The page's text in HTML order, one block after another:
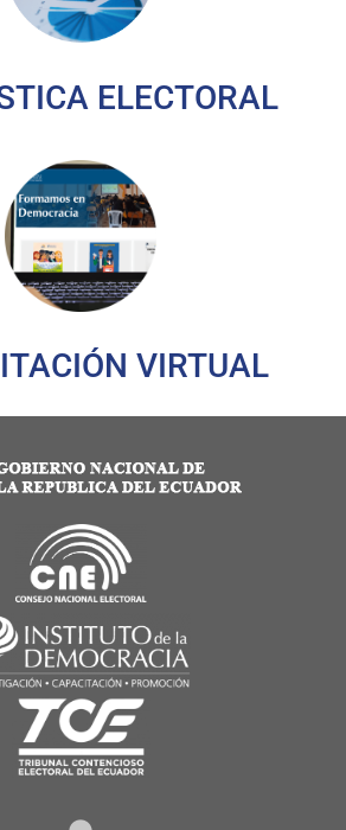
ELECTORAL
VIRTUAL